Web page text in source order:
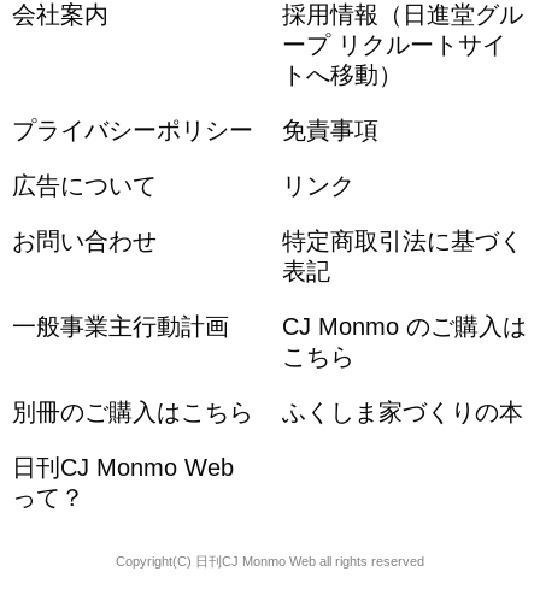
会社案内
採用情報（日進堂グル
ープ リクルートサイ
トへ移動）
プライバシーポリシー 免責事項
広告について リンク
お問い合わせ
特定商取引法に基づく
表記
一般事業主行動計画
CJ Monmo のご購入は
こちら
別冊のご購入はこちら ふくしま家づくりの本
日刊CJ Monmo Web
って？
Copyright(C) 日刊CJ Monmo Web all rights reserved